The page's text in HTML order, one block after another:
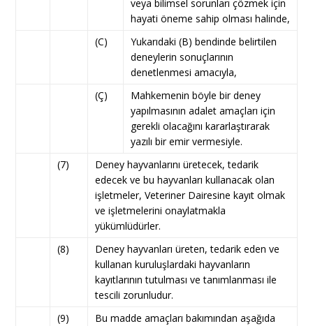
veya bilimsel sorunları çözmek için
hayati öneme sahip olması halinde,
(C)
Yukarıdaki (B) bendinde belirtilen
deneylerin sonuçlarının
denetlenmesi amacıyla,
(Ç)
Mahkemenin böyle bir deney
yapılmasının adalet amaçları için
gerekli olacağını kararlaştırarak
yazılı bir emir vermesiyle.
(7)
Deney hayvanlarını üretecek, tedarik
edecek ve bu hayvanları kullanacak olan
işletmeler, Veteriner Dairesine kayıt olmak
ve işletmelerini onaylatmakla
yükümlüdürler.
(8)
Deney hayvanları üreten, tedarik eden ve
kullanan kuruluşlardaki hayvanların
kayıtlarının tutulması ve tanımlanması ile
tescili zorunludur.
(9)
Bu madde amaçları bakımından aşağıda